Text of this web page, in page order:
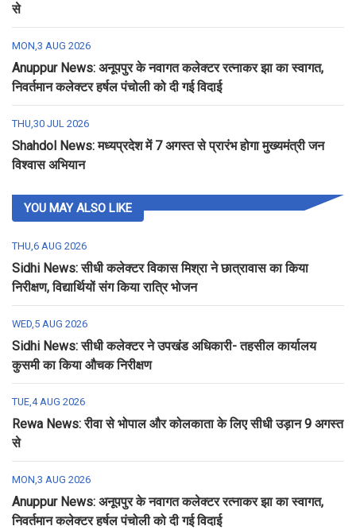
से
MON,3 AUG 2026
Anuppur News: अनूपपुर के नवागत कलेक्टर रत्नाकर झा का स्वागत,
निवर्तमान कलेक्टर हर्षल पंचोली को दी गई विदाई
THU,30 JUL 2026
Shahdol News: मध्यप्रदेश में 7 अगस्त से प्रारंभ होगा मुख्यमंत्री जन
विश्वास अभियान
YOU MAY ALSO LIKE
THU,6 AUG 2026
Sidhi News: सीधी कलेक्टर विकास मिश्रा ने छात्रावास का किया
निरीक्षण, विद्यार्थियों संग किया रात्रि भोजन
WED,5 AUG 2026
Sidhi News: सीधी कलेक्टर ने उपखंड अधिकारी- तहसील कार्यालय
कुसमी का किया औचक निरीक्षण
TUE,4 AUG 2026
Rewa News: रीवा से भोपाल और कोलकाता के लिए सीधी उड़ान 9 अगस्त
से
MON,3 AUG 2026
Anuppur News: अनूपपुर के नवागत कलेक्टर रत्नाकर झा का स्वागत,
निवर्तमान कलेक्टर हर्षल पंचोली को दी गई विदाई